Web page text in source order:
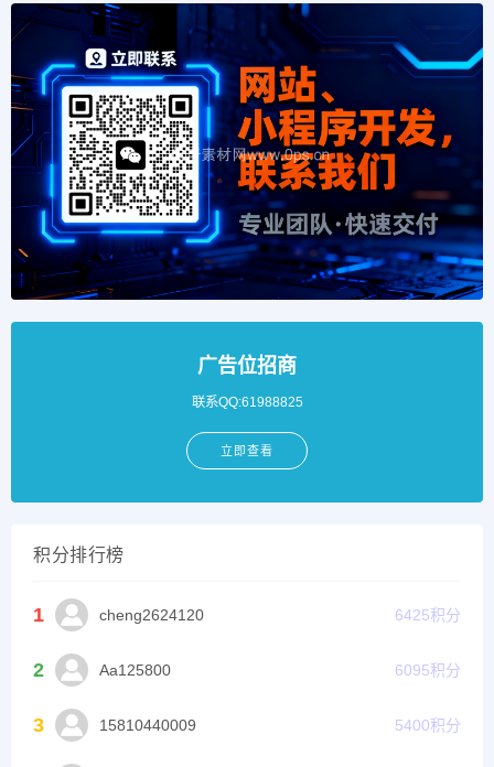
广告位招商
联系QQ:61988825
立即查看
积分排行榜
1 cheng2624120 6425积分
2 Aa125800 6095积分
3 15810440009 5400积分